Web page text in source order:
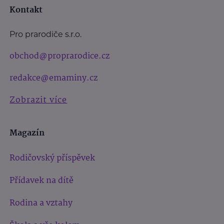
Kontakt
Pro prarodiče s.r.o.
obchod@proprarodice.cz
redakce@emaminy.cz
Zobrazit více
Magazín
Rodičovský příspěvek
Přídavek na dítě
Rodina a vztahy